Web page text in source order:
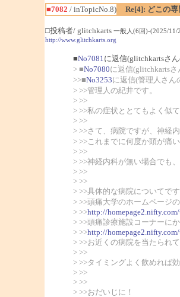
■7082 / inTopicNo.8)
Re[4]: どこの
□投稿者/ glitchkarts 一般人(6回)-(2025/11/
http://www.glitchkarts.org
■No7081 に返信(glitchkartsさ
> ■No7080に返信(glitchkartsさ
>>■No3253に返信(管理人さん
> >>管理人の紀井です。
> >>
> >>私の症状ととてもよく似
> >>
> >>さて、病院ですが、神経
> >>これまでに何度か頭が痛
> >>
> >>神経内科が無い場合でも
> >>
> >>
> >>具体的な病院についてです
> >>頭痛大学のホームページの
> >>http://
> >>頭痛診療施設コーナーに
> >>http://
> >>お近くの病院を当たられ
> >>
> >>タイミングよく飲めれば
> >>
> >>
> >>おだいじに！